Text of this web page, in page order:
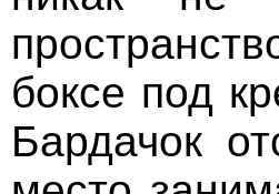
боксе под
Бардачок